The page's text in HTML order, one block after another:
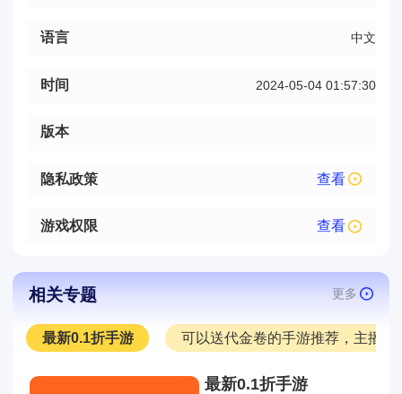
语言 中文
时间 2024-05-04 01:57:30
版本
隐私政策 查看
游戏权限 查看
相关专题 更多
最新0.1折手游 可以送代金卷的手游推荐，主播推
最新0.1折手游